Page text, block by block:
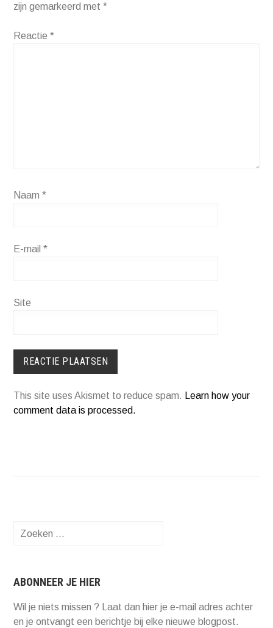
zijn gemarkeerd met*
Reactie*
Naam*
E-mail*
Site
This site uses Akismet to reduce spam. Learn how your
comment data is processed.
Zoeken
ABONNEER JE HIER
Wil je niets missen ? Laat dan hier je e-mail adres achter
en je ontvangt een berichtje bij elke nieuwe blogpost.